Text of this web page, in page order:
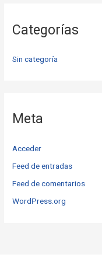
Categorías
Sin categoría
Meta
Acceder
Feed de entradas
Feed de comentarios
WordPress.org